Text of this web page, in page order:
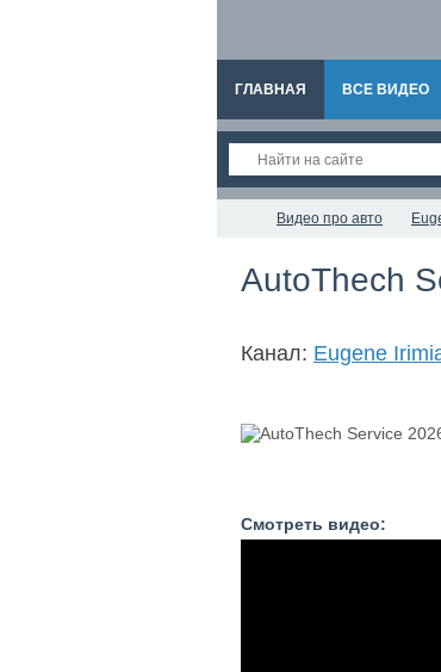
ГЛАВНАЯ ВСЕ ВИДЕО
Видео про авто
AutoThech
Канал: Eugene
Смотреть видео: